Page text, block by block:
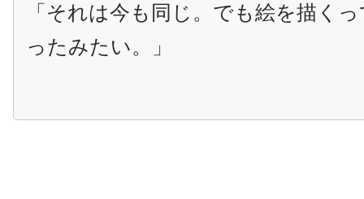
「それは今も同じ。でも絵を描く
ったみたい。」